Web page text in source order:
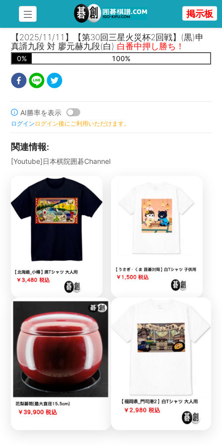
掲示板
【2025/11/11】【第30回三星火災杯2回戦】(黒)申
真諝九段 対 廖元赫九段(白) 白番中押し勝ち！
0% 100%
AI勝率を表示
ログイン ログイン後にご利用いただけます。
関連情報:
[Youtube]日本棋院囲碁Channel